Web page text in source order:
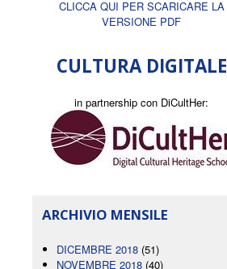
CLICCA QUI PER SCARICARE LA
VERSIONE PDF
CULTURA DIGITALE
in partnership con DiCultHer:
ARCHIVIO MENSILE
DICEMBRE 2018 (51)
NOVEMBRE 2018 (40)